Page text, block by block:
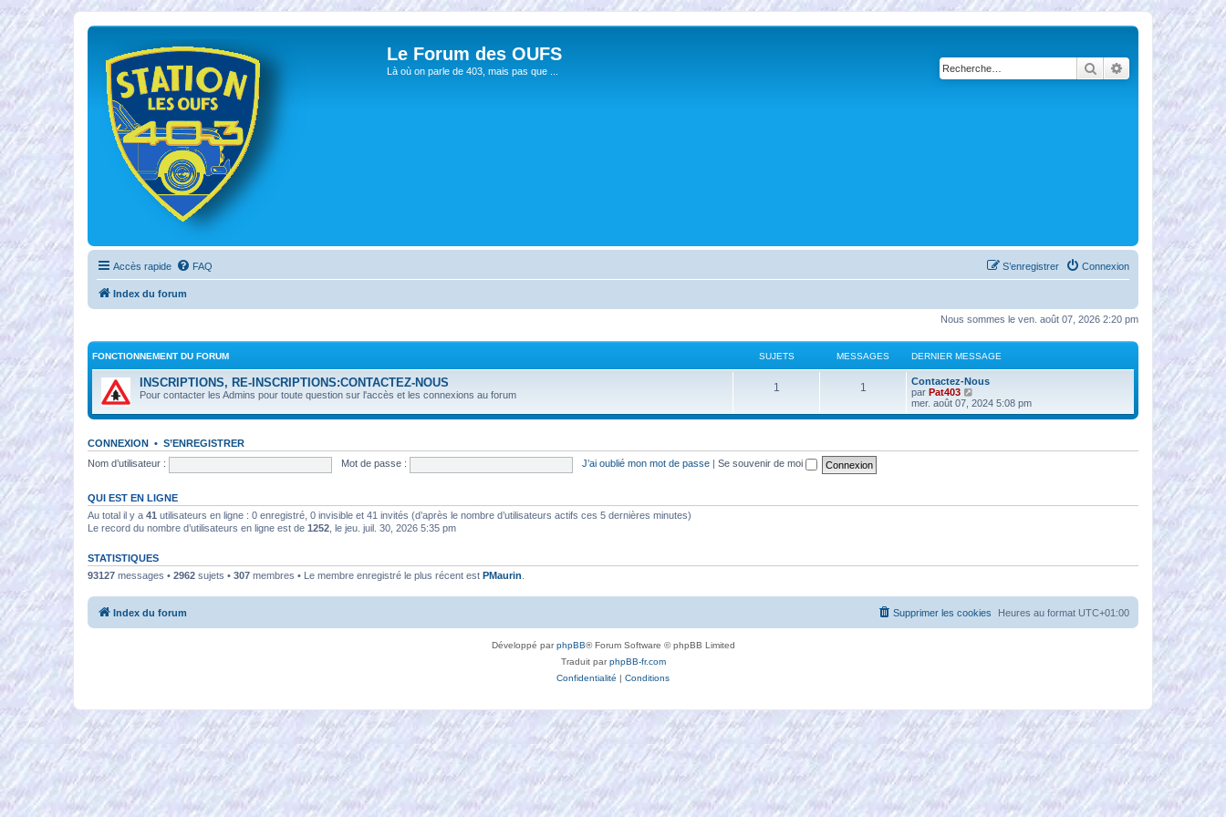
Le Forum des OUFS
Là où on parle de 403, mais pas que ... RechercherRecherche
Accès rapide FAQ Connexion
S’enregistrer
Index du forum
Nous sommes le ven. août 07, 2026 2:20 pm
FONCTIONNEMENT DU FORUM SUJETS MESSAGES DERNIER MESSAGE
INSCRIPTIONS, RE-INSCRIPTIONS:CONTACTEZ-NOUS
Pour contacter les Admins pour toute question sur l'accès et les connexions au forum
1 1
Contactez-Nous
par Pat403
o
i
s
e
mer. août 07, 2024 5:08 pm
CONNEXION • S’ENREGISTRER
Nom d’utilisateur :
Mot de passe : J’ai oublié mon mot de passe Se souvenir de moi
QUI EST EN LIGNE
Au total il y a 41 utilisateurs en ligne : 0 enregistré, 0 invisible et 41 invités (d’après le nombre d’utilisateurs actifs ces 5 dernières minutes)
Le record du nombre d’utilisateurs en ligne est de 1252 , le jeu. juil. 30, 2026 5:35 pm
STATISTIQUES
93127 messages • 2962 sujets • 307 membres • Le membre enregistré le plus récent est PMaurin
Index du forum Heures au format UTC+01:00
Supprimer les cookies
Développé parphpBB® Forum Software © phpBB Limited
Traduit parphpBB-fr.com
Confidentialité | Conditions